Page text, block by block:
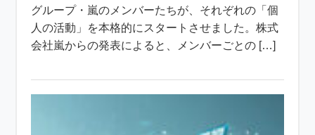
グループ・嵐のメンバーたちが、それぞれの「個
人の活動」を本格的にスタートさせました。株式
会社嵐からの発表によると、メンバーごとの […]